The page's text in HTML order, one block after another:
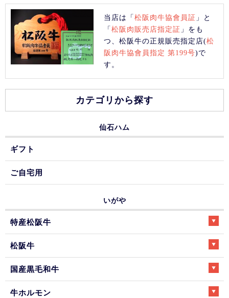
当店は「松阪肉牛協會員証 」と
「松阪肉販売店指定証 」をも
つ、松阪牛の正規販売指定店(松
阪肉牛協會員指定 第199号)で
す。
カテゴリから探す
仙石ハム
ギフト
ご自宅用
いがや
特産松阪牛
松阪牛
国産黒毛和牛
牛ホルモン